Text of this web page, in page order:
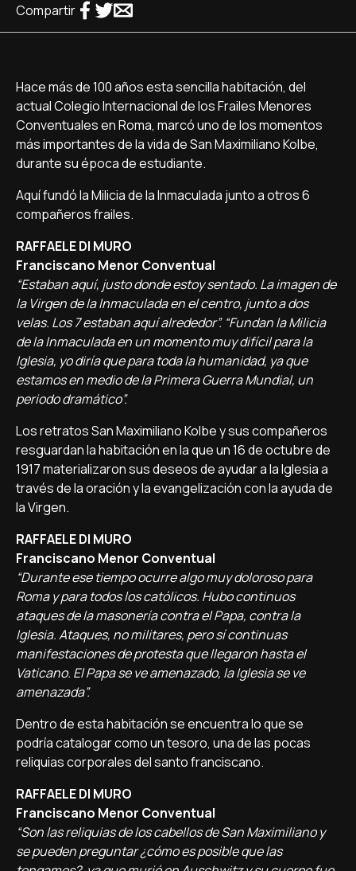
Compartir
Hace más de 100 años esta sencilla habitación, del
actual Colegio Internacional de los Frailes Menores
Conventuales en Roma, marcó uno de los momentos
más importantes de la vida de San Maximiliano Kolbe,
durante su época de estudiante.
Aquí fundó la Milicia de la Inmaculada junto a otros 6
compañeros frailes.
RAFFAELE DI MURO
Franciscano Menor Conventual
“Estaban aquí, justo donde estoy sentado. La imagen de
la Virgen de la Inmaculada en el centro, junto a dos
velas. Los 7 estaban aquí alrededor”. “Fundan la Milicia
de la Inmaculada en un momento muy difícil para la
Iglesia, yo diría que para toda la humanidad, ya que
estamos en medio de la Primera Guerra Mundial, un
periodo dramático”.
Los retratos San Maximiliano Kolbe y sus compañeros
resguardan la habitación en la que un 16 de octubre de
1917 materializaron sus deseos de ayudar a la Iglesia a
través de la oración y la evangelización con la ayuda de
la Virgen.
RAFFAELE DI MURO
Franciscano Menor Conventual
“Durante ese tiempo ocurre algo muy doloroso para
Roma y para todos los católicos. Hubo continuos
ataques de la masonería contra el Papa, contra la
Iglesia. Ataques, no militares, pero sí continuas
manifestaciones de protesta que llegaron hasta el
Vaticano. El Papa se ve amenazado, la Iglesia se ve
amenazada”.
Dentro de esta habitación se encuentra lo que se
podría catalogar como un tesoro, una de las pocas
reliquias corporales del santo franciscano.
RAFFAELE DI MURO
Franciscano Menor Conventual
“Son las reliquias de los cabellos de San Maximiliano y
se pueden preguntar ¿cómo es posible que las